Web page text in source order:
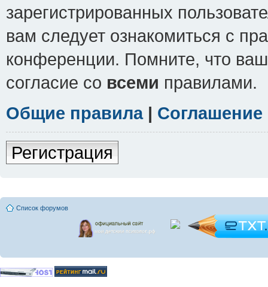
зарегистрированных
вам следует ознакомиться с
конференции. Помните, что
согласие со всеми правилами.
Общие правила|
Регистрация
Список форумов